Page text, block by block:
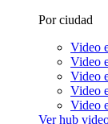
Por ciudad
Video
Video
Video
Video
Video
Ver hub